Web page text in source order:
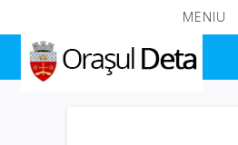
MENIU